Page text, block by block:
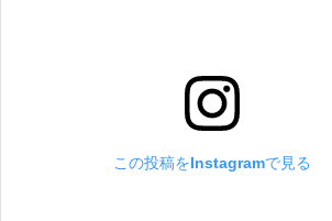
この投稿をInstagramで見る